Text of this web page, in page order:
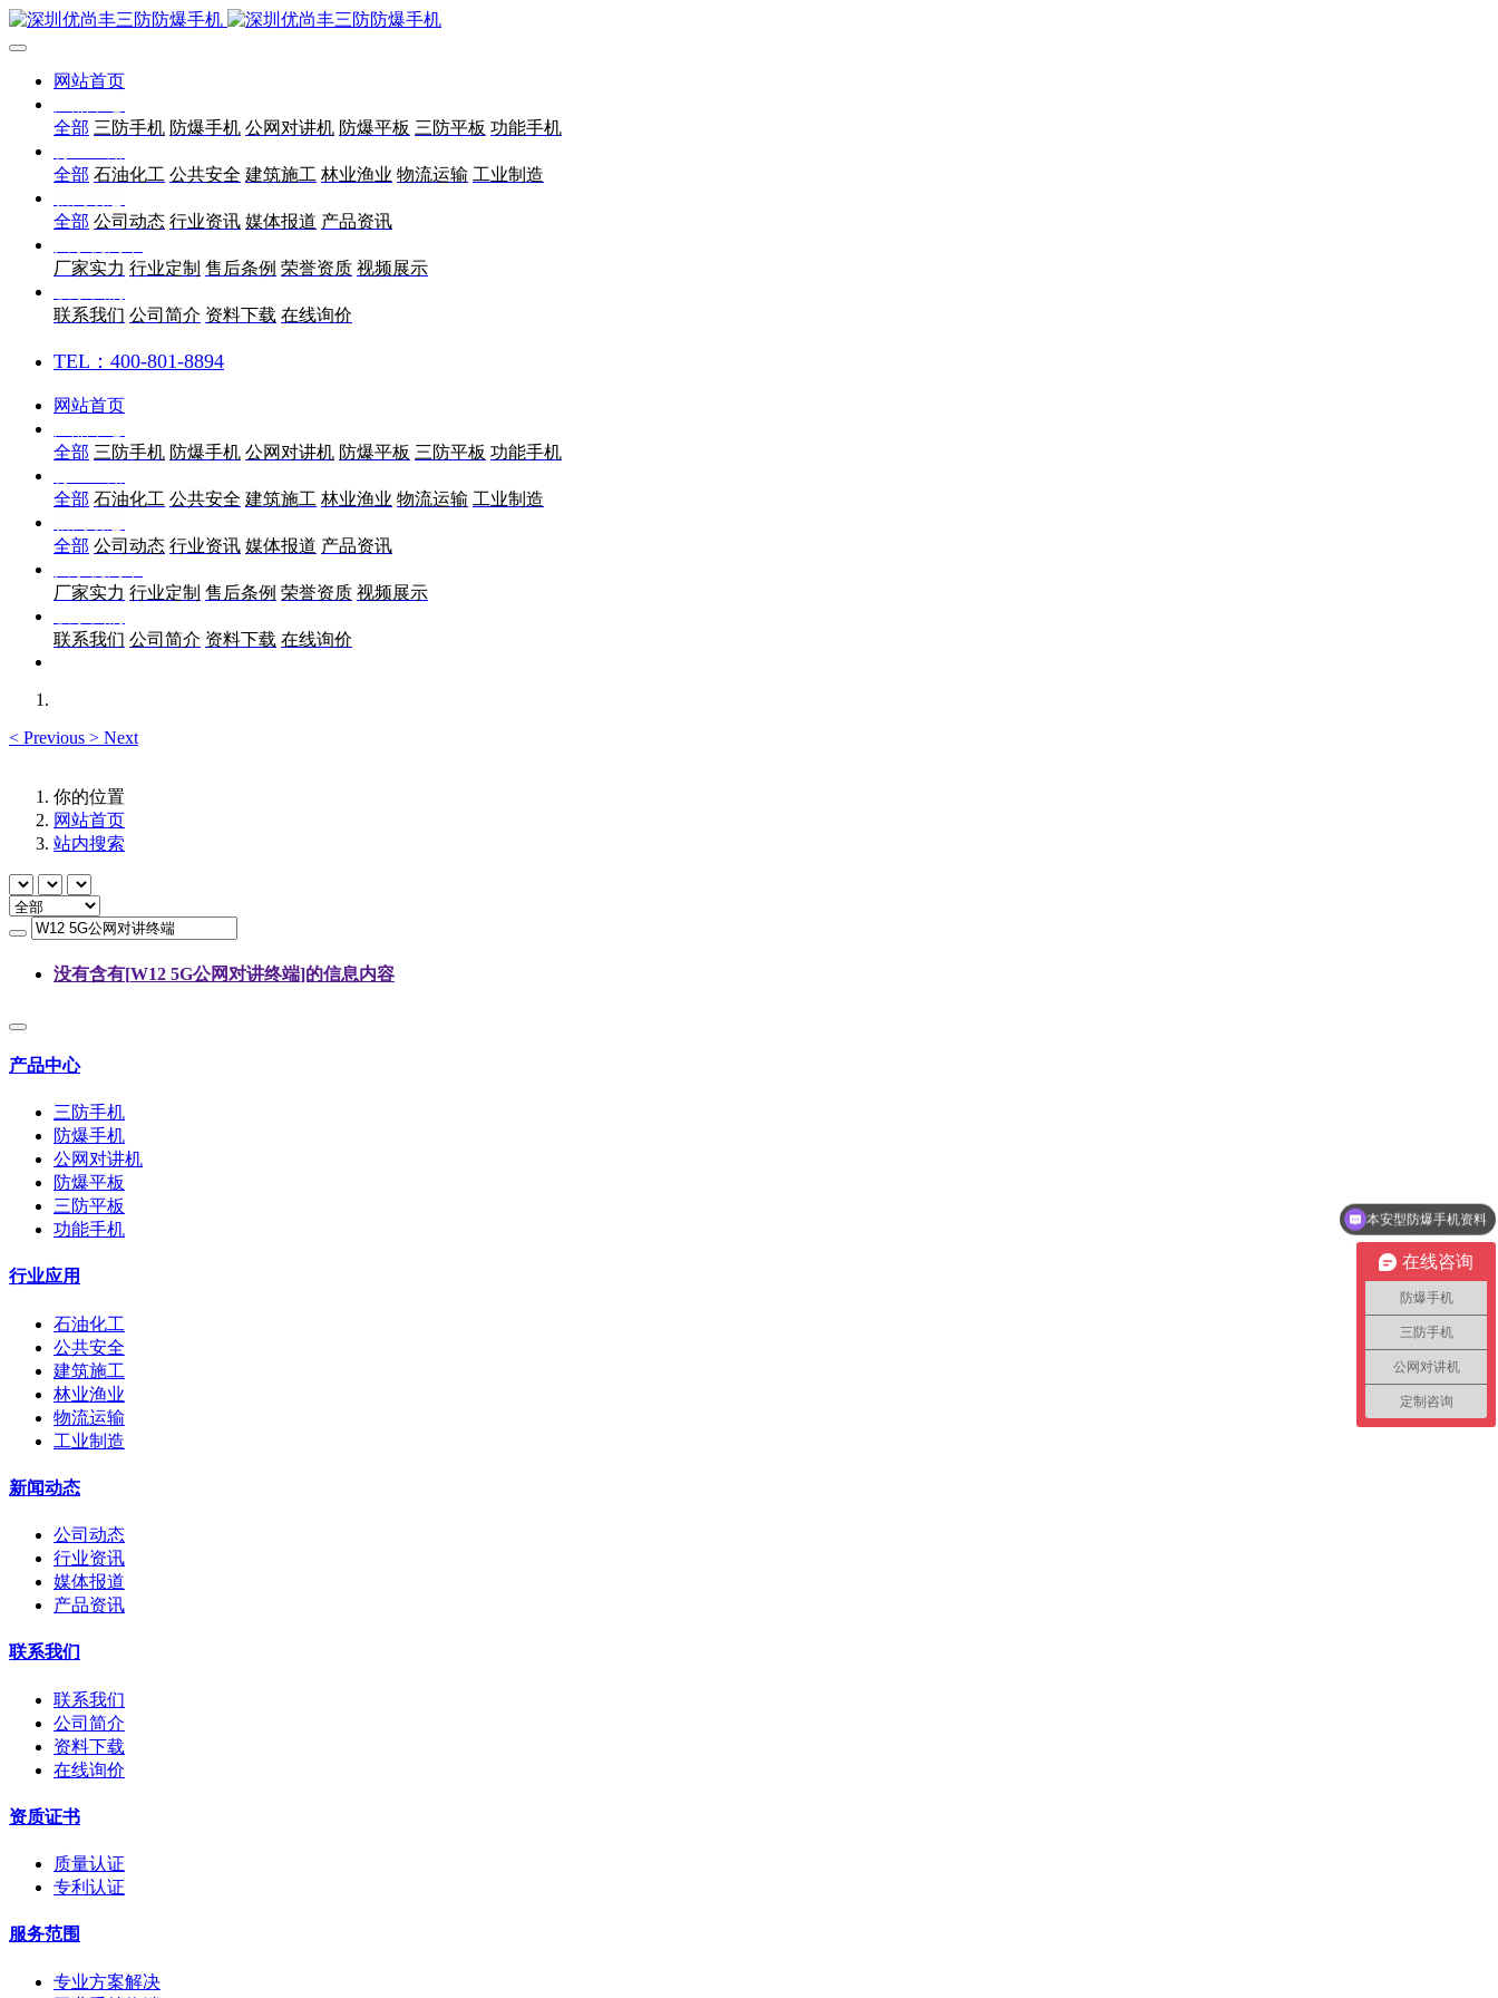
网站首页
全部 三防手机 防爆手机 公网对讲机 防爆平板 三防平板 功能手机
全部 石油化工 公共安全 建筑施工 林业渔业 物流运输 工业制造
全部 公司动态 行业资讯 媒体报道 产品资讯
厂家实力 行业定制 售后条例 荣誉资质 视频展示
联系我们 公司简介 资料下载 在线询价
TEL：400-801-8894
网站首页
全部 三防手机 防爆手机 公网对讲机 防爆平板 三防平板 功能手机
全部 石油化工 公共安全 建筑施工 林业渔业 物流运输 工业制造
全部 公司动态 行业资讯 媒体报道 产品资讯
厂家实力 行业定制 售后条例 荣誉资质 视频展示
联系我们 公司简介 资料下载 在线询价
< Previous > Next
你的位置
网站首页
站内搜索
没有含有[W12 5G公网对讲终端]的信息内容
产品中心
三防手机
防爆手机
公网对讲机
防爆平板
三防平板
功能手机
行业应用
石油化工
公共安全
建筑施工
林业渔业
物流运输
工业制造
新闻动态
公司动态
行业资讯
媒体报道
产品资讯
联系我们
联系我们
公司简介
资料下载
在线询价
资质证书
质量认证
专利认证
服务范围
专业方案解决
在线咨询
防爆手机
三防手机
公网对讲机
定制咨询
支持定制生产吗？